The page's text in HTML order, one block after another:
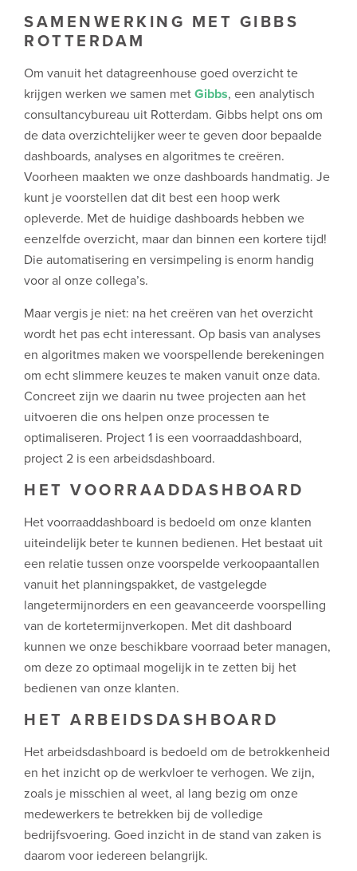
SAMENWERKING MET GIBBS
ROTTERDAM
Om vanuit het datagreenhouse goed overzicht te
krijgen werken we samen met Gibbs, een analytisch
consultancybureau uit Rotterdam. Gibbs helpt ons om
de data overzichtelijker weer te geven door bepaalde
dashboards, analyses en algoritmes te creëren.
Voorheen maakten we onze dashboards handmatig. Je
kunt je voorstellen dat dit best een hoop werk
opleverde. Met de huidige dashboards hebben we
eenzelfde overzicht, maar dan binnen een kortere tijd!
Die automatisering en versimpeling is enorm handig
voor al onze collega’s.
Maar vergis je niet: na het creëren van het overzicht
wordt het pas echt interessant. Op basis van analyses
en algoritmes maken we voorspellende berekeningen
om echt slimmere keuzes te maken vanuit onze data.
Concreet zijn we daarin nu twee projecten aan het
uitvoeren die ons helpen onze processen te
optimaliseren. Project 1 is een voorraaddashboard,
project 2 is een arbeidsdashboard.
HET VOORRAADDASHBOARD
Het voorraaddashboard is bedoeld om onze klanten
uiteindelijk beter te kunnen bedienen. Het bestaat uit
een relatie tussen onze voorspelde verkoopaantallen
vanuit het planningspakket, de vastgelegde
langetermijnorders en een geavanceerde voorspelling
van de kortetermijnverkopen. Met dit dashboard
kunnen we onze beschikbare voorraad beter managen,
om deze zo optimaal mogelijk in te zetten bij het
bedienen van onze klanten.
HET ARBEIDSDASHBOARD
Het arbeidsdashboard is bedoeld om de betrokkenheid
en het inzicht op de werkvloer te verhogen. We zijn,
zoals je misschien al weet, al lang bezig om onze
medewerkers te betrekken bij de volledige
bedrijfsvoering. Goed inzicht in de stand van zaken is
daarom voor iedereen belangrijk.